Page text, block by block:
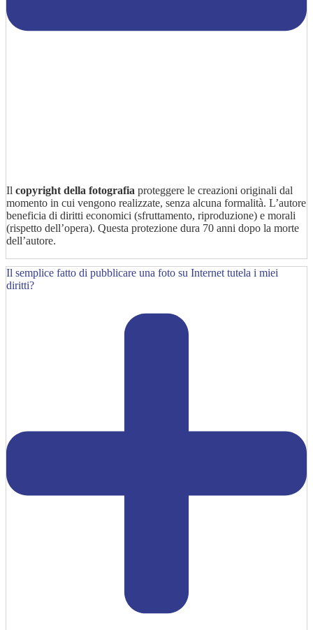
Il copyright della fotografia proteggere le creazioni originali dal
momento in cui vengono realizzate, senza alcuna formalità. L’autore
beneficia di diritti economici (sfruttamento, riproduzione) e morali
(rispetto dell’opera). Questa protezione dura 70 anni dopo la morte
dell’autore.
Il semplice fatto di pubblicare una foto su Internet tutela i miei
diritti?